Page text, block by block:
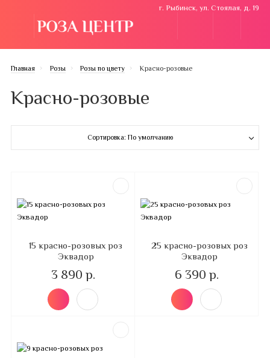
г. Рыбинск, ул. Стоялая, д. 19
Главная Розы Розы по цвету Красно-розовые
Красно-розовые
Сортировка: По умолчанию
15 красно-розовых роз
Эквадор
3 890 р.
25 красно-розовых роз
Эквадор
6 390 р.